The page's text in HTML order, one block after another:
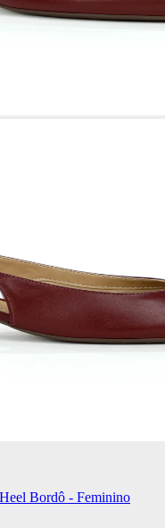
Bordô - Feminino